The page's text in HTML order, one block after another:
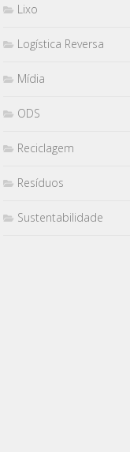
Lixo
Logística Reversa
Mídia
ODS
Reciclagem
Resíduos
Sustentabilidade